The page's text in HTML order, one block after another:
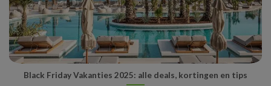
Black Friday Vakanties 2025: alle deals, kortingen en tips